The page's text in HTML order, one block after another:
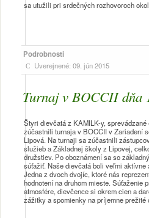
sa utužili pri srdečných rozhovoroch
Podrobnosti
Uverejnené: 09. jún 2015
Turnaj v BOCCII dňa
Štyri dievčatá z KAMILK-y, sprevádzané
zúčastnili turnaja v BOCCII v Zariadení
Lipová. Na turnaji sa zúčastnili
služieb a Základnej školy z Lipovej,
družstiev. Po oboznámení sa so
súťažiť. Naše dievčatá boli veľmi
Jedna z dvoch dvojíc, ktoré nás
hodnotení na druhom mieste. Súťaženie
atmosfére, dievčence si okrem cien a
zážitky a spomienky na príjemne prežité